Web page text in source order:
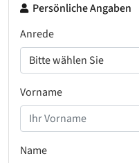
Persönliche Angaben
Anrede
Vorname
Name